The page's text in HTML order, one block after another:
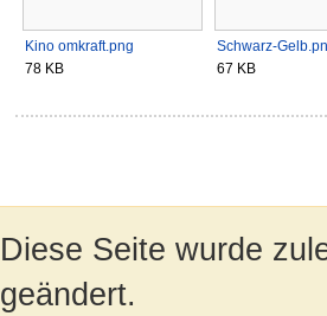
Kino omkraft.png
78 KB
Schwarz-
67 KB
Diese Seite wurde
geändert.